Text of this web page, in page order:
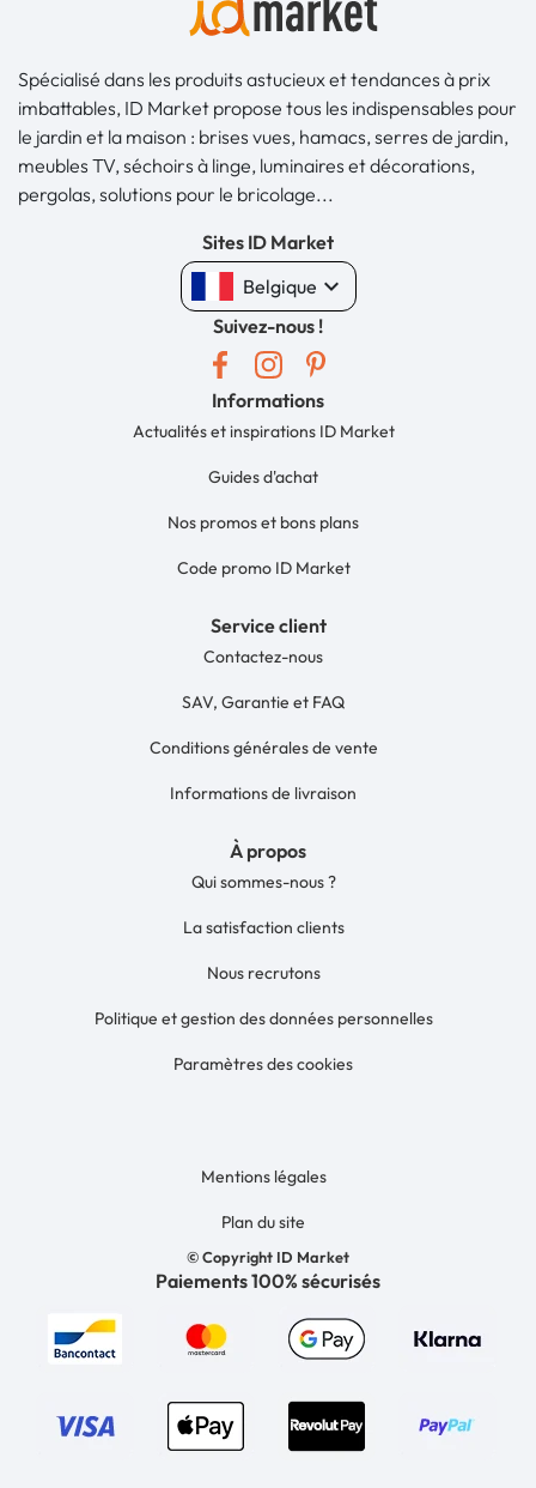
Spécialisé dans les produits astucieux et tendances à prix
imbattables, ID Market propose tous les indispensables pour
le jardin et la maison : brises vues, hamacs, serres de jardin,
meubles TV, séchoirs à linge, luminaires et décorations,
pergolas, solutions pour le bricolage...
Sites ID Market
Belgique keyboard_arrow_down
Suivez-nous !
Informations
Actualités et inspirations ID Market
Guides d'achat
Nos promos et bons plans
Code promo ID Market
Service client
Contactez-nous
SAV, Garantie et FAQ
Conditions générales de vente
Informations de livraison
À propos
Qui sommes-nous ?
La satisfaction clients
Nous recrutons
Politique et gestion des données personnelles
Paramètres des cookies
© Copyright ID Market
Mentions légales
Plan du site
Paiements 100% sécurisés